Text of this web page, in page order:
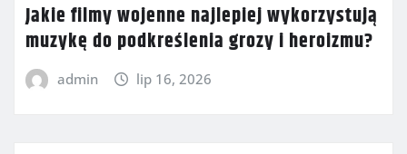
Jakie filmy wojenne najlepiej wykorzystują
muzykę do podkreślenia grozy i heroizmu?
admin lip 16, 2026